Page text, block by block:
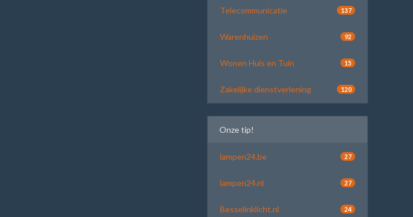
Telecommunicatie 137
Warenhuizen 92
Wonen Huis en Tuin 15
Zakelijke dienstverlening 120
Onze tip!
lampen24.be 27
lampen24.nl 27
Besselinklicht.nl 24